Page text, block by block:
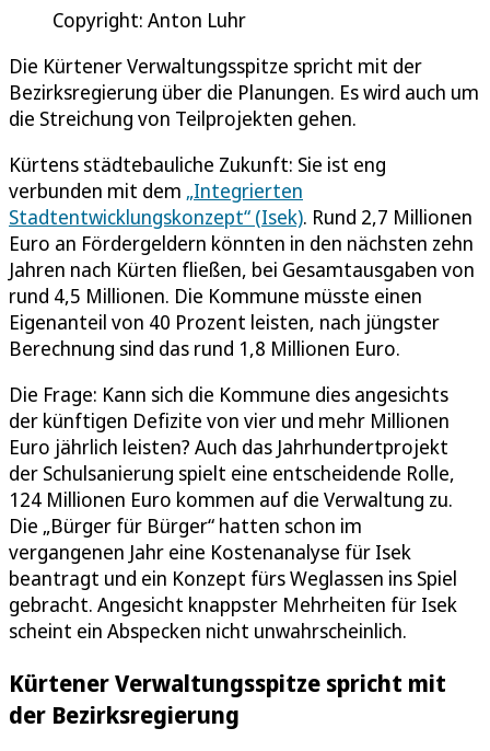
Copyright: Anton Luhr
Die Kürtener Verwaltungsspitze spricht mit der
Bezirksregierung über die Planungen. Es wird auch um
die Streichung von Teilprojekten gehen.
Kürtens städtebauliche Zukunft: Sie ist eng
verbunden mit dem „Integrierten
Stadtentwicklungskonzept“ (Isek). Rund 2,7 Millionen
Euro an Fördergeldern könnten in den nächsten zehn
Jahren nach Kürten fließen, bei Gesamtausgaben von
rund 4,5 Millionen. Die Kommune müsste einen
Eigenanteil von 40 Prozent leisten, nach jüngster
Berechnung sind das rund 1,8 Millionen Euro.
Die Frage: Kann sich die Kommune dies angesichts
der künftigen Defizite von vier und mehr Millionen
Euro jährlich leisten? Auch das Jahrhundertprojekt
der Schulsanierung spielt eine entscheidende Rolle,
124 Millionen Euro kommen auf die Verwaltung zu.
Die „Bürger für Bürger“ hatten schon im
vergangenen Jahr eine Kostenanalyse für Isek
beantragt und ein Konzept fürs Weglassen ins Spiel
gebracht. Angesicht knappster Mehrheiten für Isek
scheint ein Abspecken nicht unwahrscheinlich.
Kürtener Verwaltungsspitze spricht mit
der Bezirksregierung